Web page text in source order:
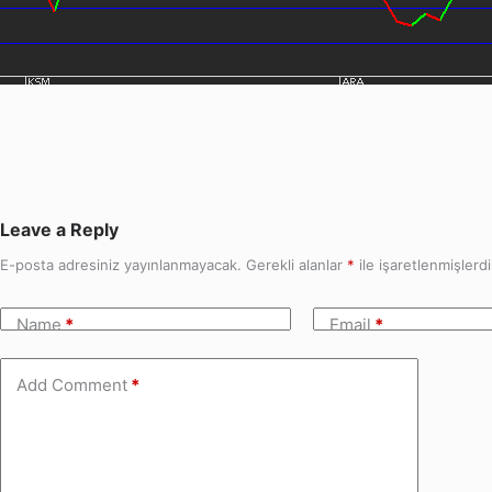
Leave a Reply
E-posta adresiniz yayınlanmayacak. Gerekli alanlar * ile
Name* Email*
Add Comment *